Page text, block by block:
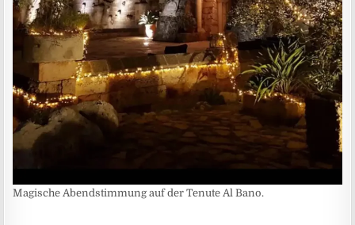
Magische Abendstimmung auf der Tenute Al Bano.